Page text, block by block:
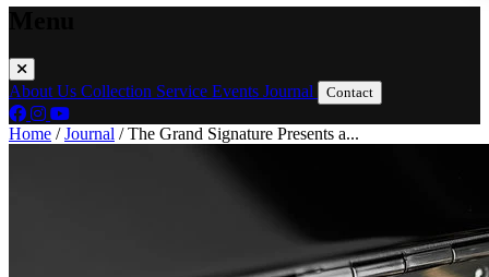
About Us Collection Service Events Journal Contact
Home / Journal / The Grand Signature Presents a...